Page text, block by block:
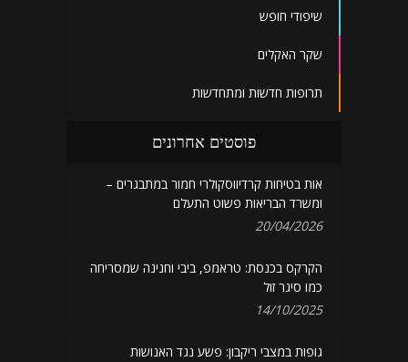
שיפודי חופש
שקר האקלים
תרופות חדשות ומתחדשות
פוסטים אחרונים
אות בטיחות קרדיווסקולרי חמור במתבגרים –
ומשרד הבריאות פשוט התעלם
20/04/2026
הקרקס בכנסת: טראמפ, ביבי וחנינה שמסריחה
כמו סיגר זול
14/10/2025
גופות במצבי ריקבון: פשע נגד האנושות